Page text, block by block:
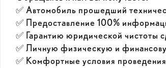
✅ Автомобиль прошедший
✅ Предоставление 100%
✅ Гарантию юридической чистоты
✅ Личную физическую и
✅ Комфортные условия